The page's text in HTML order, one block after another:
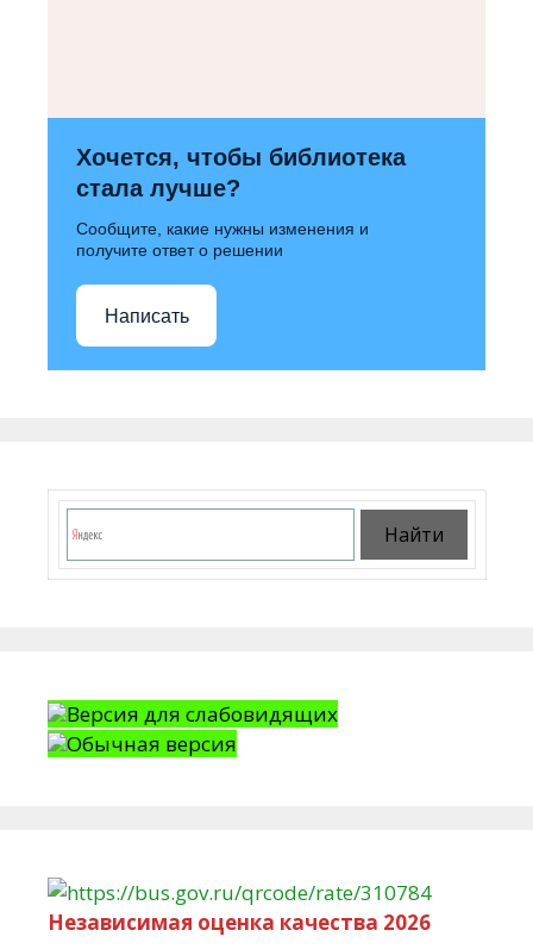
Хочется, чтобы библиотека
стала лучше?
Сообщите, какие нужны изменения и
получите ответ о решении
Написать
Версия для слабовидящих
Обычная версия
Независимая оценка качества 2026